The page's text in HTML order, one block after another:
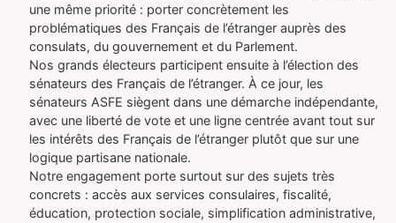
une même priorité : porter concrètement les
problématiques des Français de l’étranger auprès des
consulats, du gouvernement et du Parlement.
Nos grands électeurs participent ensuite à l’élection des
sénateurs des Français de l’étranger. À ce jour, les
sénateurs ASFE siègent dans une démarche indépendante,
avec une liberté de vote et une ligne centrée avant tout sur
les intérêts des Français de l’étranger plutôt que sur une
logique partisane nationale.
Notre engagement porte surtout sur des sujets très
concrets : accès aux services consulaires, fiscalité,
éducation, protection sociale, simplification administrative,